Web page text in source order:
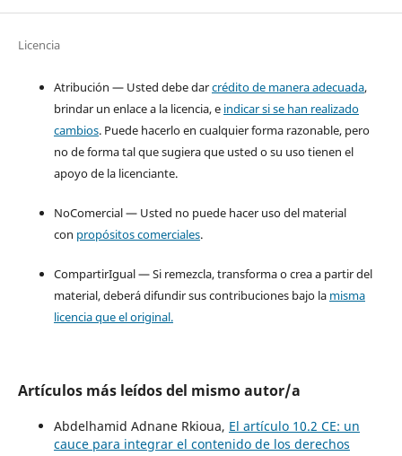
Licencia
Atribución — Usted debe darcrédito de manera adecuada,
brindar un enlace a la licencia, e indicar si se han realizado
cambios. Puede hacerlo en cualquier forma razonable, pero
no de forma tal que sugiera que usted o su uso tienen el
apoyo de la licenciante.
NoComercial — Usted no puede hacer uso del material
con propósitos comerciales.
CompartirIgual — Si remezcla, transforma o crea a partir del
material, deberá difundir sus contribuciones bajo la misma
licencia que el original.
Artículos más leídos del mismo autor/a
Abdelhamid Adnane Rkioua, El artículo 10.2 CE: un
cauce para integrar el contenido de los derechos